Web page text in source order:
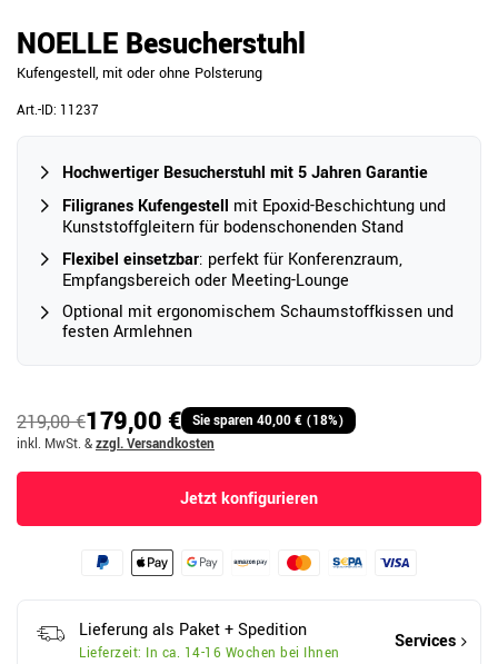
NOELLE Besucherstuhl
Kufengestell, mit oder ohne Polsterung
Art.-ID: 11237
Hochwertiger Besucherstuhl mit 5 Jahren Garantie
Filigranes Kufengestell mit Epoxid-Beschichtung und
Kunststoffgleitern für bodenschonenden Stand
Flexibel einsetzbar: perfekt für Konferenzraum,
Empfangsbereich oder Meeting-Lounge
Optional mit ergonomischem Schaumstoffkissen und
festen Armlehnen
219,00 €179,00 € Sie sparen 40,00 € (18%)
inkl. MwSt. &zzgl. Versandkosten
Jetzt konfigurieren
Lieferung als Paket + Spedition
Lieferzeit: In ca. 14-16 Wochen bei Ihnen
Services